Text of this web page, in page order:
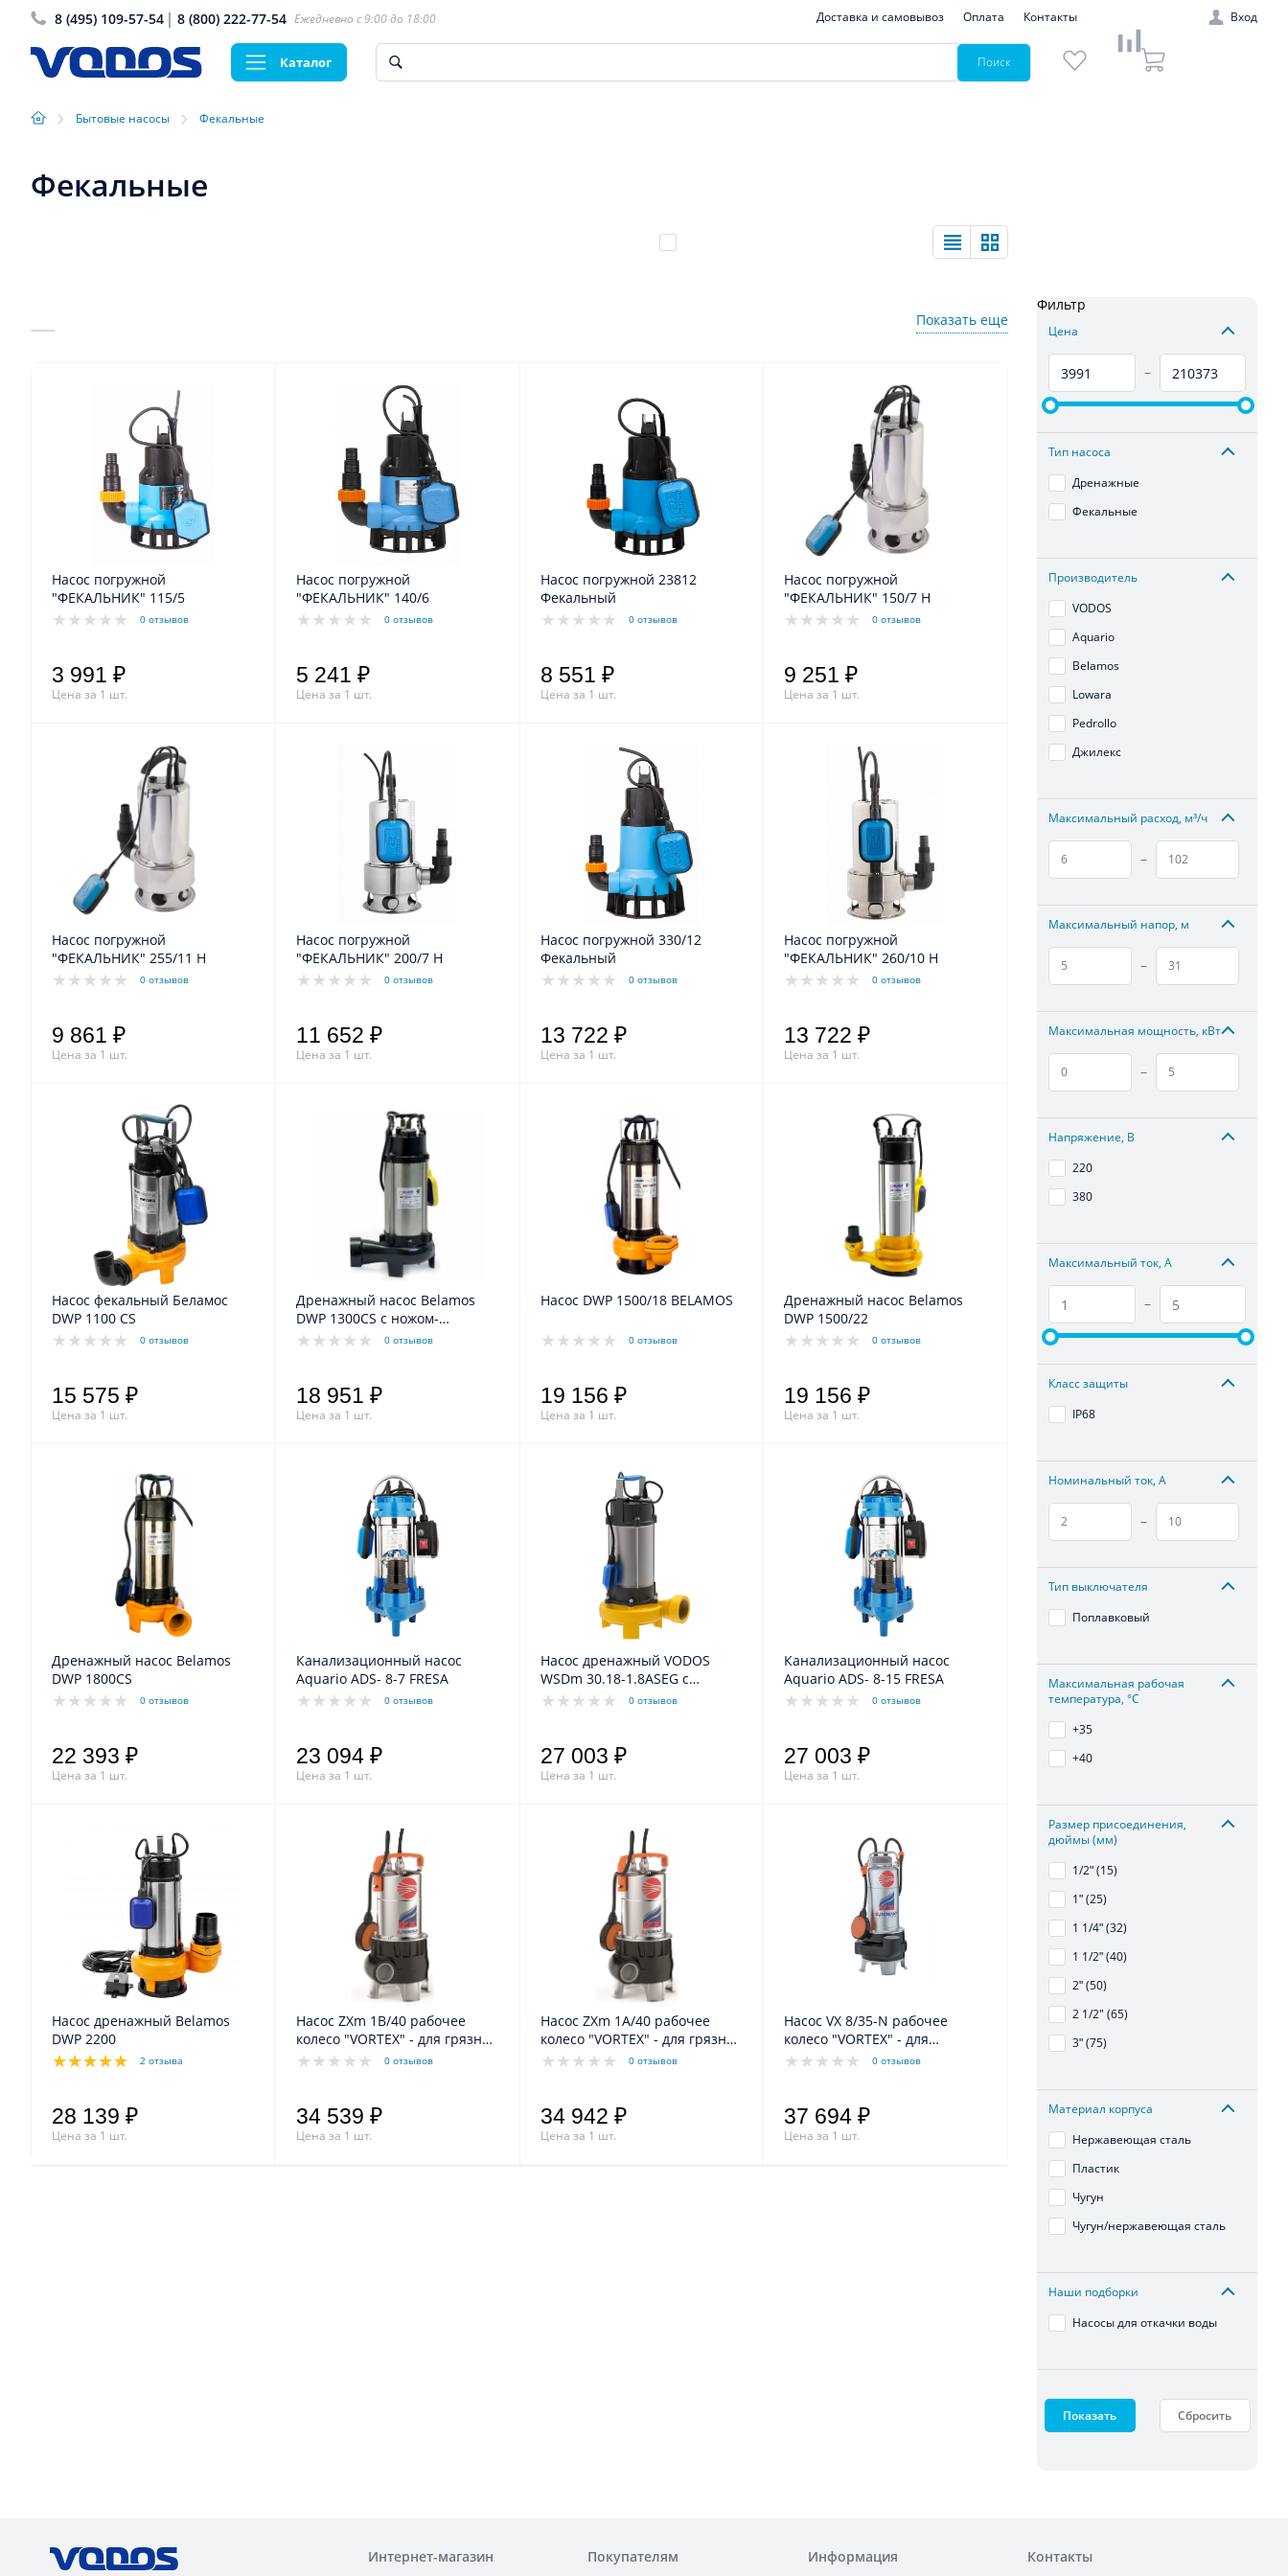
8 (495) 109-57-54 8 (800) 222-77-54 Ежедневно с 9:00 до 18:00 Доставка и самовывоз Оплата Контакты Вход
Каталог Поиск
› Бытовые насосы › Фекальные
Фекальные
Показать еще
Насос погружной
"ФЕКАЛЬНИК" 115/5
0 отзывов
3 991 ₽
Цена за 1 шт.
Насос погружной
"ФЕКАЛЬНИК" 140/6
0 отзывов
5 241 ₽
Цена за 1 шт.
Насос погружной 23812
Фекальный
0 отзывов
8 551 ₽
Цена за 1 шт.
Насос погружной
"ФЕКАЛЬНИК" 150/7 H
0 отзывов
9 251 ₽
Цена за 1 шт.
Насос погружной
"ФЕКАЛЬНИК" 255/11 H
0 отзывов
9 861 ₽
Цена за 1 шт.
Насос погружной
"ФЕКАЛЬНИК" 200/7 H
0 отзывов
11 652 ₽
Цена за 1 шт.
Насос погружной 330/12
Фекальный
0 отзывов
13 722 ₽
Цена за 1 шт.
Насос погружной
"ФЕКАЛЬНИК" 260/10 H
0 отзывов
13 722 ₽
Цена за 1 шт.
Насос фекальный Беламос
DWP 1100 CS
0 отзывов
15 575 ₽
Цена за 1 шт.
Дренажный насос Belamos
DWP 1300CS с ножом-
измельчителем0 отзывов
18 951 ₽
Цена за 1 шт.
Насос DWP 1500/18 BELAMOS
0 отзывов
19 156 ₽
Цена за 1 шт.
Дренажный насос Belamos
DWP 1500/22
0 отзывов
19 156 ₽
Цена за 1 шт.
Дренажный насос Belamos
DWP 1800CS
0 отзывов
22 393 ₽
Цена за 1 шт.
Канализационный насос
Aquario ADS- 8-7 FRESA
0 отзывов
23 094 ₽
Цена за 1 шт.
Насос дренажный VODOS
WSDm 30.18-1.8ASEG с
кабелем 8м ( 1х230 В, 1.8кВт,
0 отзывов
27 003 ₽
Цена за 1 шт.
Канализационный насос
Aquario ADS- 8-15 FRESA
0 отзывов
27 003 ₽
Цена за 1 шт.
Насос дренажный Belamos
DWP 2200
2 отзыва
28 139 ₽
Цена за 1 шт.
Насос ZXm 1B/40 рабочее
колесо "VORTEX" - для грязной
воды
0 отзывов
34 539 ₽
Цена за 1 шт.
Насос ZXm 1A/40 рабочее
колесо "VORTEX" - для грязной
воды
0 отзывов
34 942 ₽
Цена за 1 шт.
Насос VX 8/35-N рабочее
колесо "VORTEX" - для
сточных вод
0 отзывов
37 694 ₽
Цена за 1 шт.
Фильтр
Цена
–
Тип насоса
Дренажные
Фекальные
Производитель
VODOS
Aquario
Belamos
Lowara
Pedrollo
Джилекс
Максимальный расход, м³/ч
–
Максимальный напор, м
–
Максимальная мощность, кВт
–
Напряжение, В
220
380
Максимальный ток, А
–
Класс защиты
IP68
Номинальный ток, А
–
Тип выключателя
Поплавковый
Максимальная рабочая
температура, °С
+35
+40
Размер присоединения,
дюймы (мм)
1/2ʺ (15)
1ʺ (25)
1 1/4ʺ (32)
1 1/2ʺ (40)
2ʺ (50)
2 1/2" (65)
3ʺ (75)
Материал корпуса
Нержавеющая сталь
Пластик
Чугун
Чугун/нержавеющая сталь
Наши подборки
Насосы для откачки воды
Показать Сбросить
Интернет-магазин Покупателям Информация Контакты